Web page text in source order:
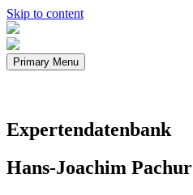
Skip to content
Primary Menu
Expertendatenbank
Hans-Joachim Pachur